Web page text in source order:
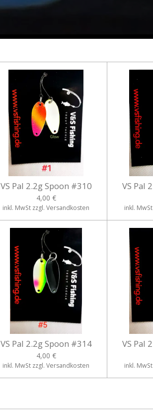
VS Pal 2.2g Spoon #310
4,00 €
inkl. MwSt zzgl. Versandkosten
VS Pal
inkl.
VS Pal 2.2g Spoon #314
4,00 €
inkl. MwSt zzgl. Versandkosten
VS Pal
inkl.